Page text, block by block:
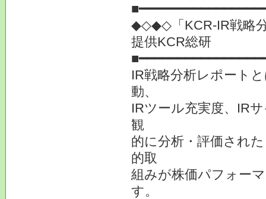
◆◇◆◇「KCR-IR戦
提供KCR総研
IR戦略分析レポート
動、
IRツール充実度、IR
観
的に分析・評価され
的取
組みが株価パフォー
す。